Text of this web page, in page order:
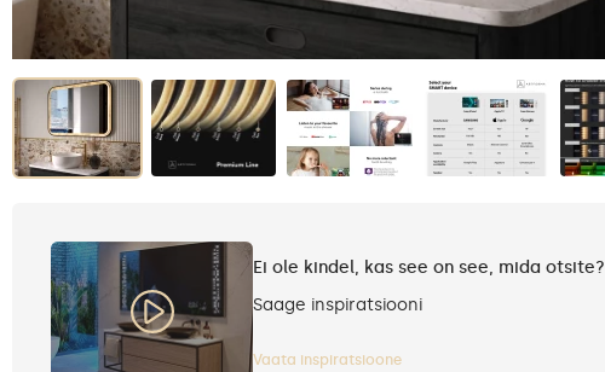
Ei ole kindel, kas see on see, mida otsite?
Saage inspiratsiooni
Vaata inspiratsioone